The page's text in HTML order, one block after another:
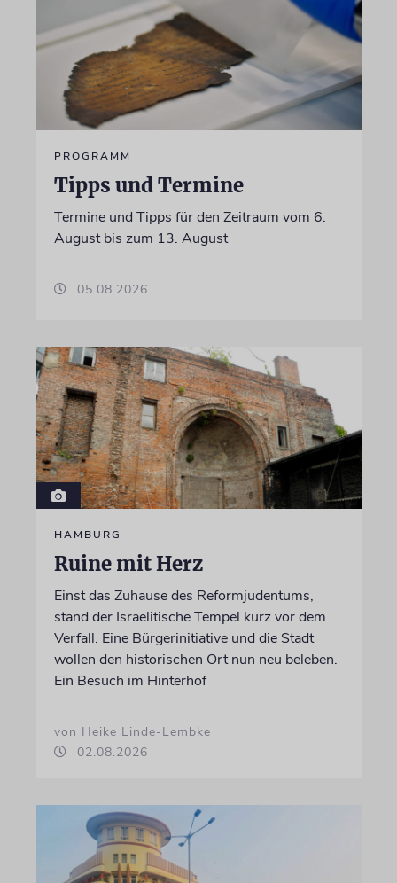
PROGRAMM
Tipps und Termine
Termine und Tipps für den Zeitraum vom 6.
August bis zum 13. August
05.08.2026
HAMBURG
Ruine mit Herz
Einst das Zuhause des Reformjudentums,
stand der Israelitische Tempel kurz vor dem
Verfall. Eine Bürgerinitiative und die Stadt
wollen den historischen Ort nun neu beleben.
Ein Besuch im Hinterhof
von Heike Linde-Lembke
02.08.2026